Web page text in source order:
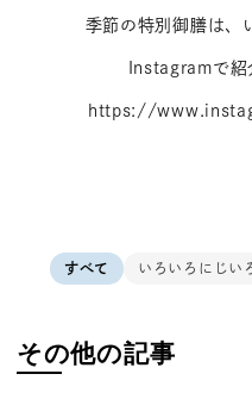
季節の特別御膳は、
Instagramで
https://
すべて いろいろにじい
その他の記事